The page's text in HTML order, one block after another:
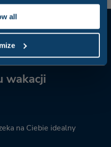
all
wakacji
na Ciebie idealny